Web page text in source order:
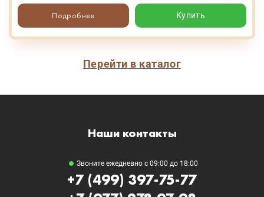
Подробнее Купить
Перейти в каталог
Наши контакты
Звоните ежедневно с 09:00 до 18:00
+7 (499) 397-75-77